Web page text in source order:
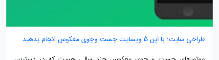
طراحی سایت: با این 5 وبسایت جست وجوی معکوس انجام بدهید